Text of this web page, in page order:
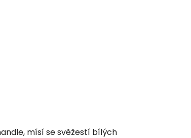
mísí se svěžestí bílých